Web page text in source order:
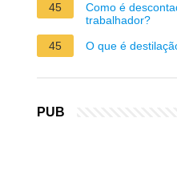
45
Como é
trabalhador?
45
O que é
PUB